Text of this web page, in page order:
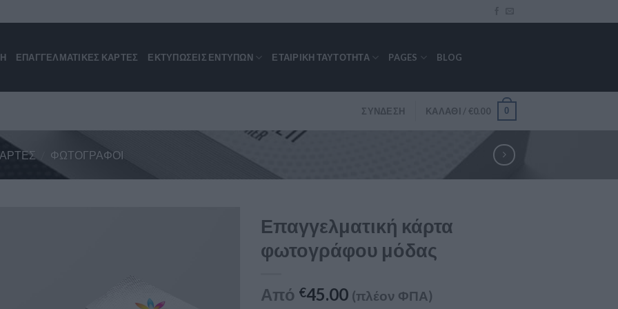
ΕΠΑΓΓΕΛΜΑΤΙΚΈΣ ΚΆΡΤΕΣ ΕΚΤΥΠΩΣΕΙΣ ΕΝΤΥΠΩΝ ΕΤΑΙΡΙΚΉ ΤΑΥΤΌΤΗΤΑ PAGES BLOG
ΣΎΝΔΕΣΗ ΚΑΛΆΘΙ / €0.00 0
ΦΩΤΟΓΡΆΦΟΙ
Επαγγελματική κάρτα
φωτογράφου μόδας
Από €45.00 (πλέον ΦΠΑ)